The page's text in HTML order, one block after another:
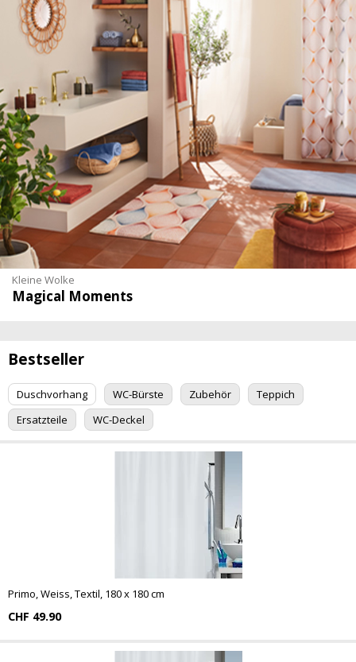
Kleine Wolke
Magical Moments
Bestseller
Duschvorhang WC-Bürste Zubehör
Teppich
Ersatzteile
WC-Deckel
Primo, Weiss, Textil, 180 x 180 cm
CHF 49.90